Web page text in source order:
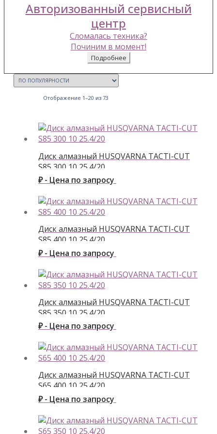
Авторизованный сервисный
центр
Сломалась техника?
Починим в момент!
Подробнее
Отображение 1–20 из 73
Диск алмазный HUSQVARNA TACTI-CUT
S85 300 10 25.4/20
₽ - Цена по запросу
Диск алмазный HUSQVARNA TACTI-CUT
S85 400 10 25.4/20
₽ - Цена по запросу
Диск алмазный HUSQVARNA TACTI-CUT
S85 350 10 25.4/20
₽ - Цена по запросу
Диск алмазный HUSQVARNA TACTI-CUT
S65 400 10 25.4/20
₽ - Цена по запросу